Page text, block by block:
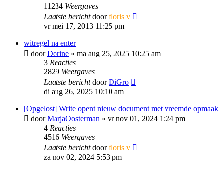
11234 Weergaves
Laatste berichtdoorfloris v
vr mei 17, 2013 11:25 pm
witregel na enter
doorDorine » ma aug 25, 2025 10:25 am
3 Reacties
2829 Weergaves
Laatste berichtdoorDiGro
di aug 26, 2025 10:10 am
[Opgelost] Write opent nieuw document met vreemde opmaak
doorMarjaOosterman » vr nov 01, 2024 1:24 pm
4 Reacties
4516 Weergaves
Laatste berichtdoorfloris v
za nov 02, 2024 5:53 pm